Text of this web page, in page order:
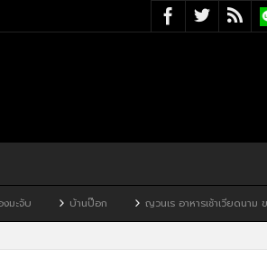
บ้านป๊อก ญวนเร อาหารเช้าเวียดนาม ขอนแก่น